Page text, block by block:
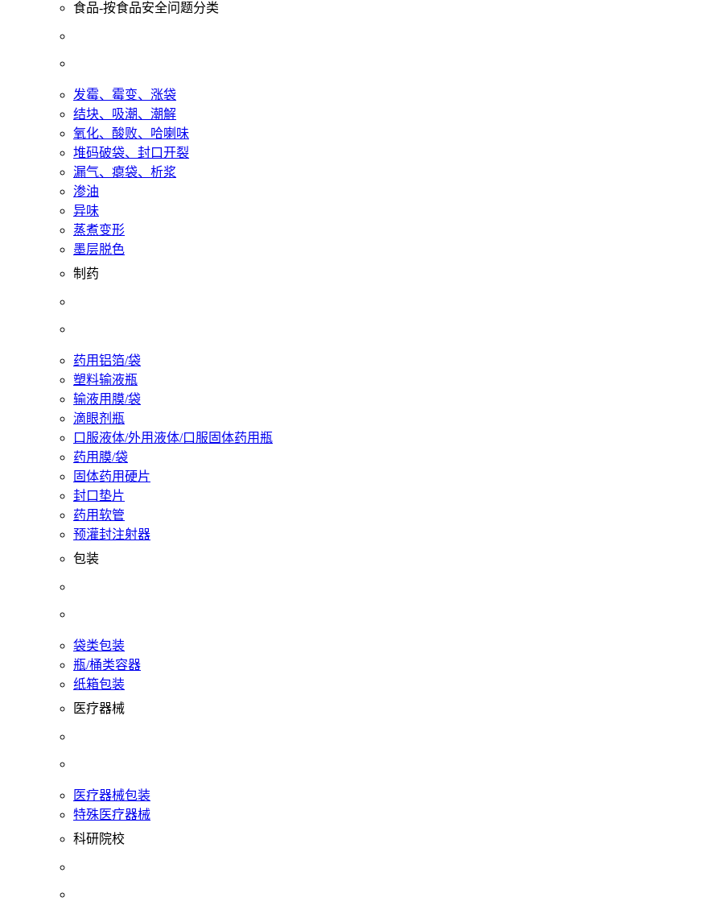
食品-按食品安全问题分类
发霉、霉变、涨袋
结块、吸潮、潮解
氧化、酸败、哈喇味
堆码破袋、封口开裂
漏气、瘪袋、析浆
渗油
异味
蒸煮变形
墨层脱色
制药
药用铝箔/袋
塑料输液瓶
输液用膜/袋
滴眼剂瓶
口服液体/外用液体/口服固体药用瓶
药用膜/袋
固体药用硬片
封口垫片
药用软管
预灌封注射器
包装
袋类包装
瓶/桶类容器
纸箱包装
医疗器械
医疗器械包装
特殊医疗器械
科研院校